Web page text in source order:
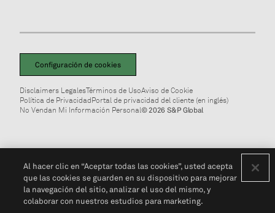
Configuración de cookies
Disclaimers LegalesTérminos de UsoAviso de Cookie
Política de PrivacidadPortal de privacidad del cliente (en inglés)
No Vendan Mi Información Personal© 2026 S&P Global
Al hacer clic en “Aceptar todas las cookies”, usted acepta
que las cookies se guarden en su dispositivo para mejorar
la navegación del sitio, analizar el uso del mismo, y
colaborar con nuestros estudios para marketing.